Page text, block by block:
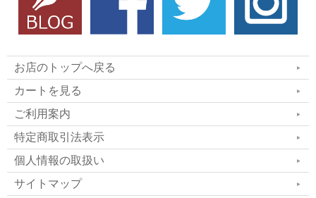
お店のトップへ戻る
カートを見る
ご利用案内
特定商取引法表示
個人情報の取扱い
サイトマップ